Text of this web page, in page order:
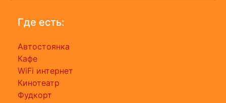
Где есть:
Автостоянка
Кафе
WiFi интернет
Кинотеатр
Фудкорт